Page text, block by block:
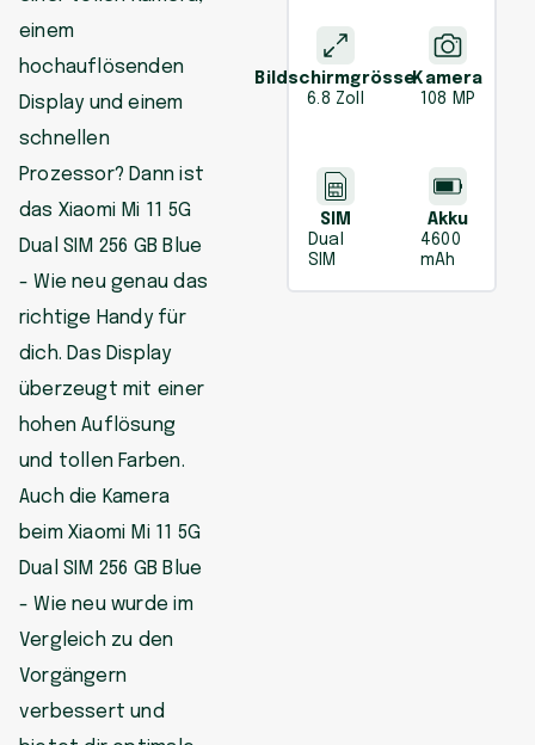
einem
hochauflösenden
Display und einem
schnellen
Prozessor? Dann ist
das Xiaomi Mi 11 5G
Dual SIM 256 GB Blue
- Wie neu genau das
richtige Handy für
dich. Das Display
überzeugt mit einer
hohen Auflösung
und tollen Farben.
Auch die Kamera
beim Xiaomi Mi 11 5G
Dual SIM 256 GB Blue
- Wie neu wurde im
Vergleich zu den
Vorgängern
verbessert und
Bildschirmgrösse
6.8 Zoll
Kamera
108 MP
SIM
Dual
SIM
Akku
4600
mAh